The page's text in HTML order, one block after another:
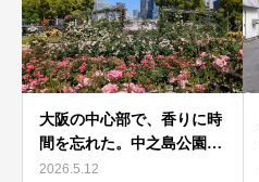
大阪の中心部で、香りに時
間を忘れた。中之島公園…
2026.5.12